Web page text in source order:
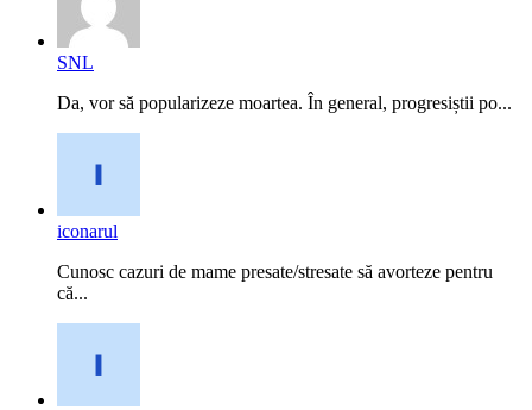
SNL
Da, vor să popularizeze moartea. În general, progresiștii po...
iconarul
Cunosc cazuri de mame presate/stresate să avorteze pentru
că...